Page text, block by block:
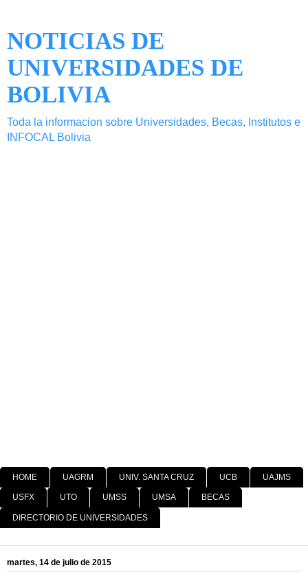
NOTICIAS DE
UNIVERSIDADES DE
BOLIVIA
Toda la informacion sobre Universidades, Becas, Institutos e
INFOCAL Bolivia
HOME UAGRM UNIV. SANTA CRUZ UCB UAJMS
USFX UTO UMSS UMSA BECAS
DIRECTORIO DE UNIVERSIDADES
martes, 14 de julio de 2015